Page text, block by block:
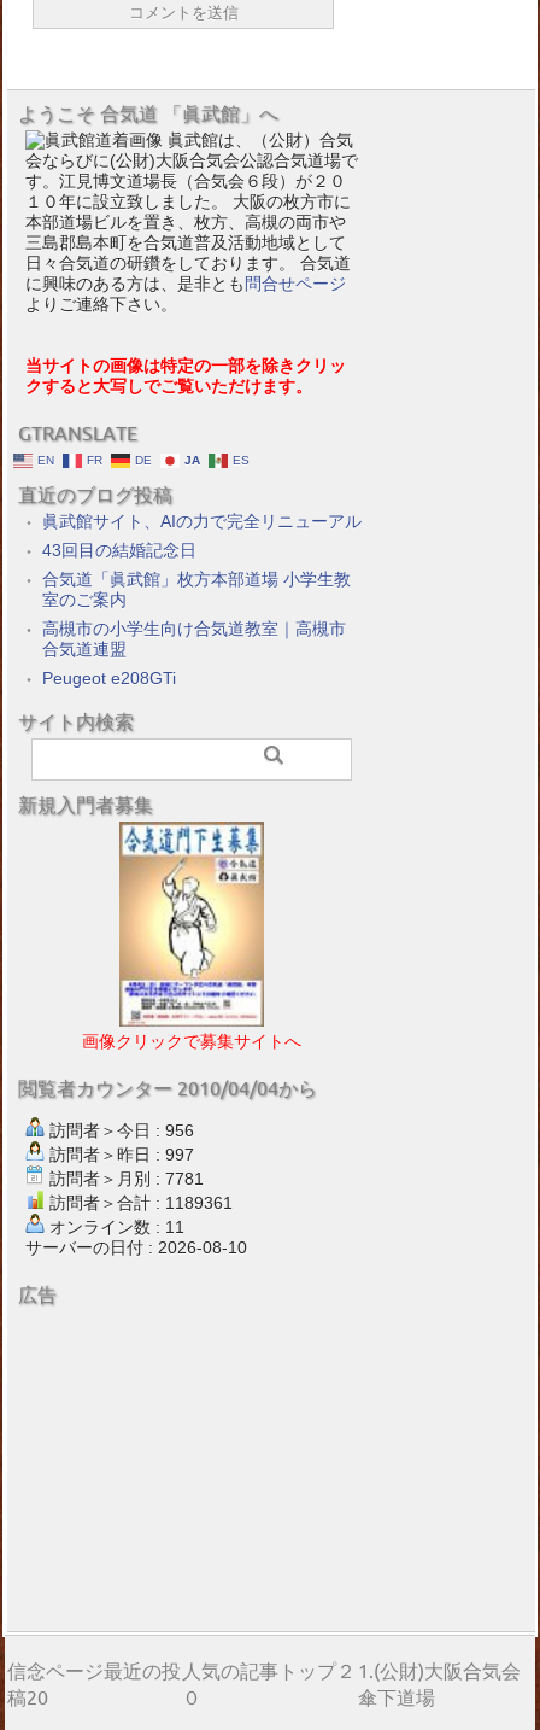
ようこそ 合気道 「眞武館」へ
眞武館は、（公財）合気
会ならびに(公財)大阪合気会公認合気道場で
す。江見博文道場長（合気会６段）が２０
１０年に設立致しました。 大阪の枚方市に
本部道場ビルを置き、枚方、高槻の両市や
三島郡島本町を合気道普及活動地域として
日々合気道の研鑽をしております。 合気道
に興味のある方は、是非とも 問合せページ
よりご連絡下さい。
当サイトの画像は特定の一部を除きクリッ
クすると大写しでご覧いただけます。
GTRANSLATE
EN FR DE JA ES
直近のブログ投稿
眞武館サイト、AIの力で完全リニューアル
43回目の結婚記念日
合気道「眞武館」枚方本部道場 小学生教
室のご案内
高槻市の小学生向け合気道教室｜高槻市
合気道連盟
Peugeot e208GTi
サイト内検索
新規入門者募集
画像クリックで募集サイトへ
閲覧者カウンター 2010/04/04から
訪問者＞今日 : 956
訪問者＞昨日 : 997
訪問者＞月別 : 7781
訪問者＞合計 : 1189361
オンライン数 : 11
サーバーの日付 : 2026-08-10
広告
信念ページ最近の投
稿20
人気の記事トップ２
０
1.(公財)大阪合気会
傘下道場